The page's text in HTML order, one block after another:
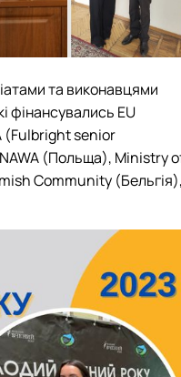
та виконавцями
фінансувались EU
(Fulbright senior
(Польща), Ministry
Community